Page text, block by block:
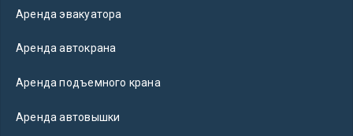
Аренда эвакуатора
Аренда автокрана
Аренда подъемного крана
Аренда автовышки